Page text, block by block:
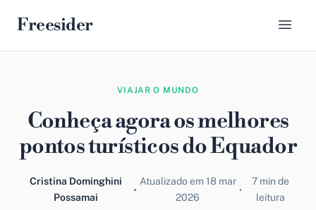
Freesider
VIAJAR O MUNDO
Conheça agora os melhores
pontos turísticos do Equador
Cristina Dominghini
Possamai
Atualizado em 18 mar
2026
7 min de
leitura